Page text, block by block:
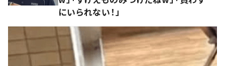
にいられない！」